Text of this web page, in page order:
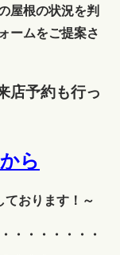
屋根の状況を判
ームをご提案さ
店予約も行っ
ら
ております！～
・・・・・・・